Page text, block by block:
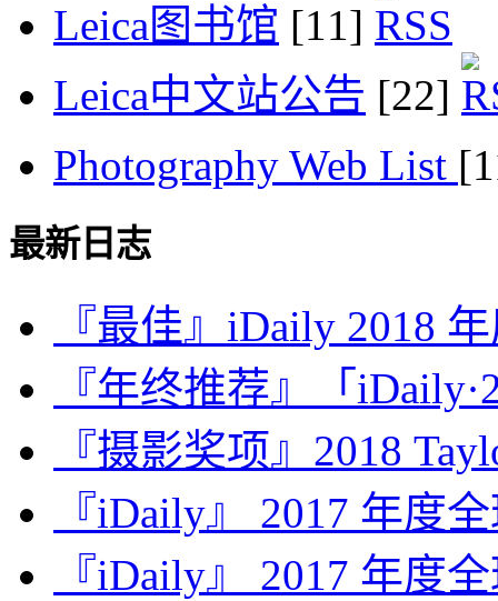
Leica图书馆 [11]
Leica中文站公告 [22]
Photography Web List
最新日志
『最佳』iDaily 2018
『年终推荐』「
『摄影奖项』2018
『iDaily』 2017 年度
『iDaily』 2017 年度